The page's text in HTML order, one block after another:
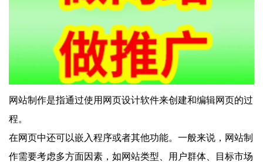
网站制作是指通过使用网页设计软件来创建和编辑网页的过
程。
在网页中还可以嵌入程序或者其他功能。一般来说，网站制
作需要考虑多方面因素，如网站类型、用户群体、目标市场